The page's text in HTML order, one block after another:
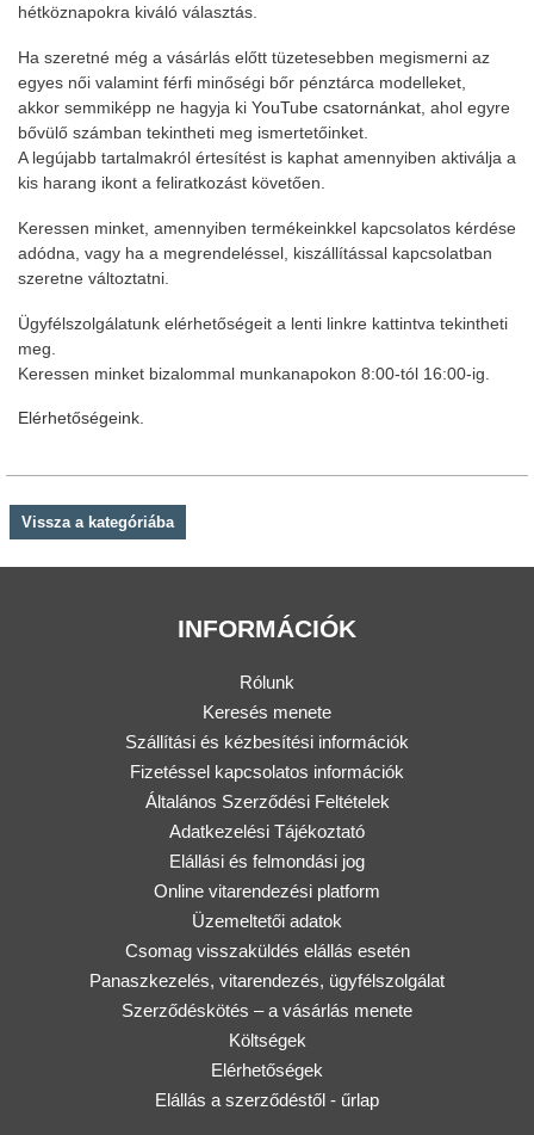
hétköznapokra kiváló választás.
Ha szeretné még a vásárlás előtt tüzetesebben megismerni az
egyes női valamint férfi minőségi bőr pénztárca modelleket,
akkor semmiképp ne hagyja ki YouTube csatornánkat , ahol egyre
bővülő számban tekintheti meg ismertetőinket.
A legújabb tartalmakról értesítést is kaphat amennyiben aktiválja a
kis harang ikont a feliratkozást követően.
Keressen minket, amennyiben termékeinkkel kapcsolatos kérdése
adódna, vagy ha a megrendeléssel, kiszállítással kapcsolatban
szeretne változtatni.
Ügyfélszolgálatunk elérhetőségeit a lenti linkre kattintva tekintheti
meg.
Keressen minket bizalommal munkanapokon 8:00-tól 16:00-ig.
Elérhetőségeink.
Vissza a kategóriába
INFORMÁCIÓK
Rólunk
Keresés menete
Szállítási és kézbesítési információk
Fizetéssel kapcsolatos információk
Általános Szerződési Feltételek
Adatkezelési Tájékoztató
Elállási és felmondási jog
Online vitarendezési platform
Üzemeltetői adatok
Csomag visszaküldés elállás esetén
Panaszkezelés, vitarendezés, ügyfélszolgálat
Szerződéskötés – a vásárlás menete
Költségek
Elérhetőségek
Elállás a szerződéstől - űrlap